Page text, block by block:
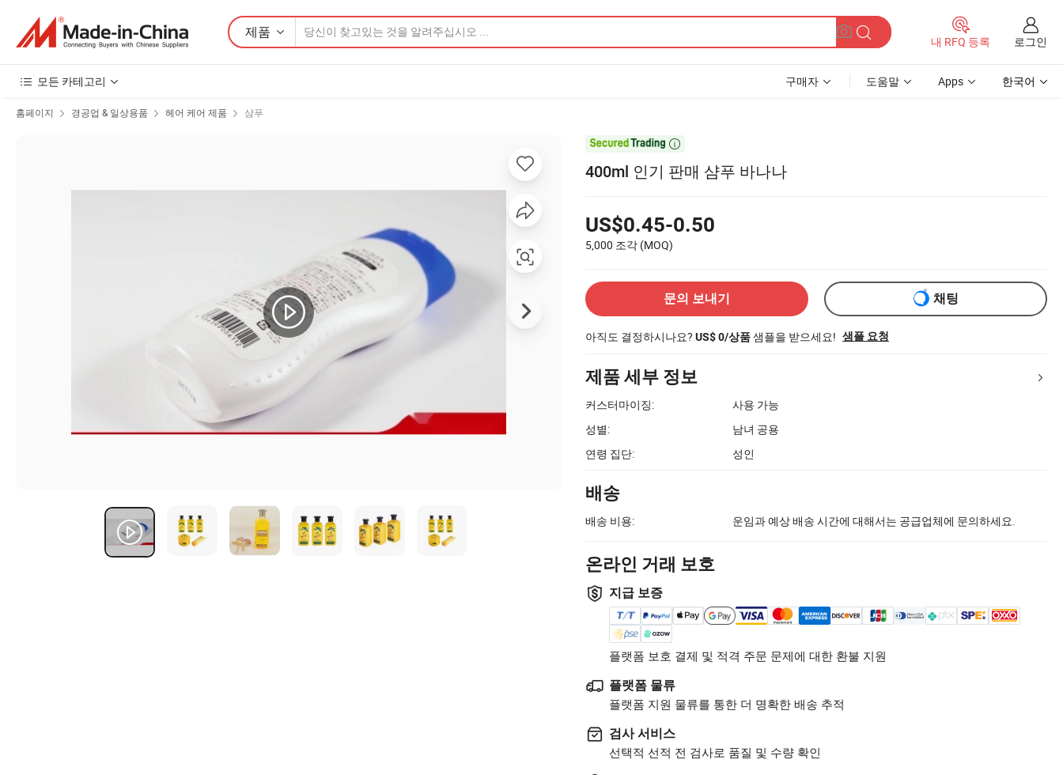
제품
내 RFQ 등록 로그인
모든 카테고리 구매자 도움말 Apps 한국어
홈페이지 경공업 & 일상용품 헤어 케어 제품 샴푸

400ml 인기 판매 샴푸 바나나
US$0.45-0.50
5,000 조각 (MOQ)
문의 보내기 채팅
아직도 결정하시나요? US$ 0/상품샘플을 받으세요! 샘플 요청
제품 세부 정보
커스터마이징:
사용 가능
성별:
남녀 공용
연령 집단:
성인
배송
배송 비용: 운임과 예상 배송 시간에 대해서는 공급업체에 문의하세요.
온라인 거래 보호
지급 보증
플랫폼 보호 결제 및 적격 주문 문제에 대한 환불 지원
플랫폼 물류
플랫폼 지원 물류를 통한 더 명확한 배송 추적
검사 서비스
선택적 선적 전 검사로 품질 및 수량 확인